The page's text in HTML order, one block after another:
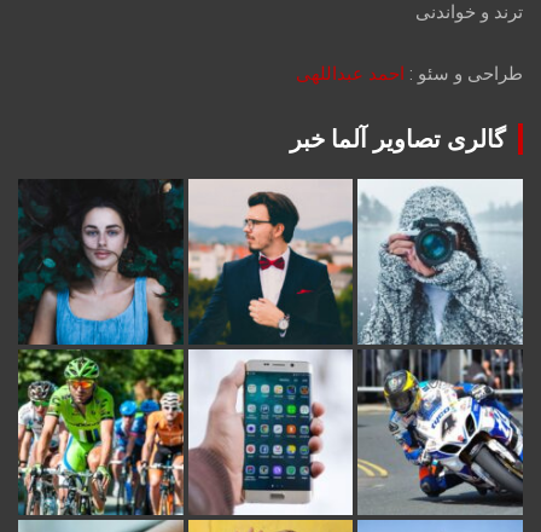
ترند و خواندنی
طراحی و سئو : احمد عبداللهی
گالری تصاویر آلما خبر